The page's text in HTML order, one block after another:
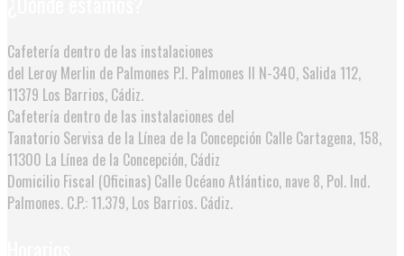
Cafetería dentro de las instalaciones
del Leroy Merlin de Palmones P.I. Palmones II N-340, Salida 112,
11379 Los Barrios, Cádiz.
Cafetería dentro de las instalaciones del
Tanatorio Servisa de la Línea de la Concepción Calle Cartagena, 158,
11300 La Línea de la Concepción, Cádiz
Domicilio Fiscal (Oficinas) Calle Océano Atlántico, nave 8, Pol. Ind.
Palmones. C.P.: 11.379, Los Barrios. Cádiz.